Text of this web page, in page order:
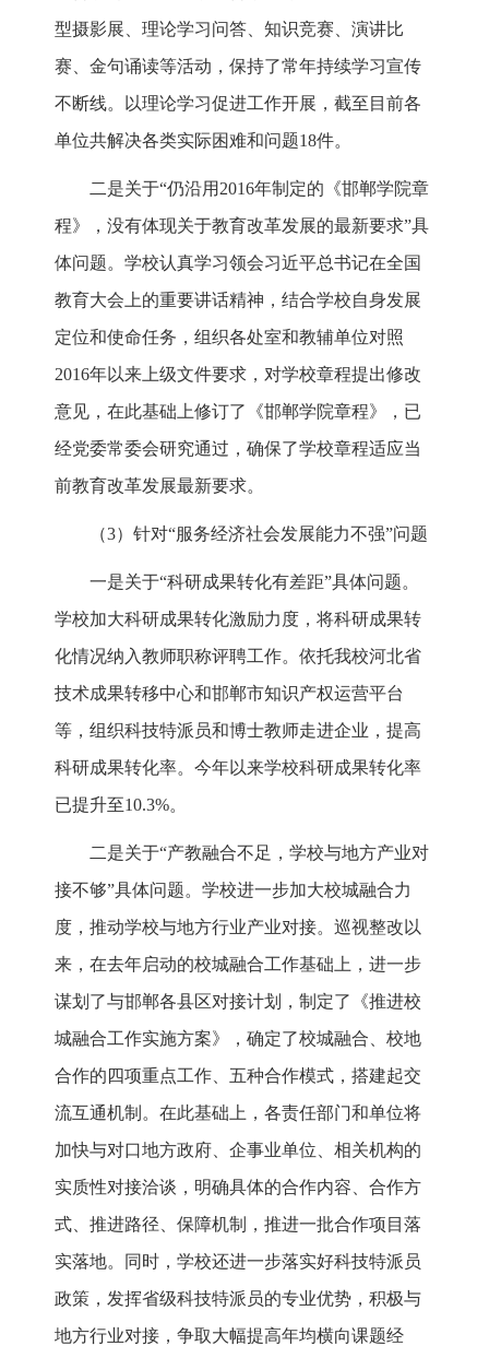
型摄影展、理论学习问答、知识竞赛、演讲比
赛、金句诵读等活动，保持了常年持续学习宣传
不断线。以理论学习促进工作开展，截至目前各
单位共解决各类实际困难和问题18件。
二是关于“仍沿用2016年制定的《邯郸学院章
程》，没有体现关于教育改革发展的最新要求”具
体问题。学校认真学习领会习近平总书记在全国
教育大会上的重要讲话精神，结合学校自身发展
定位和使命任务，组织各处室和教辅单位对照
2016年以来上级文件要求，对学校章程提出修改
意见，在此基础上修订了《邯郸学院章程》，已
经党委常委会研究通过，确保了学校章程适应当
前教育改革发展最新要求。
（3）针对“服务经济社会发展能力不强”问题
一是关于“科研成果转化有差距”具体问题。
学校加大科研成果转化激励力度，将科研成果转
化情况纳入教师职称评聘工作。依托我校河北省
技术成果转移中心和邯郸市知识产权运营平台
等，组织科技特派员和博士教师走进企业，提高
科研成果转化率。今年以来学校科研成果转化率
已提升至10.3%。
二是关于“产教融合不足，学校与地方产业对
接不够”具体问题。学校进一步加大校城融合力
度，推动学校与地方行业产业对接。巡视整改以
来，在去年启动的校城融合工作基础上，进一步
谋划了与邯郸各县区对接计划，制定了《推进校
城融合工作实施方案》，确定了校城融合、校地
合作的四项重点工作、五种合作模式，搭建起交
流互通机制。在此基础上，各责任部门和单位将
加快与对口地方政府、企事业单位、相关机构的
实质性对接洽谈，明确具体的合作内容、合作方
式、推进路径、保障机制，推进一批合作项目落
实落地。同时，学校还进一步落实好科技特派员
政策，发挥省级科技特派员的专业优势，积极与
地方行业对接，争取大幅提高年均横向课题经